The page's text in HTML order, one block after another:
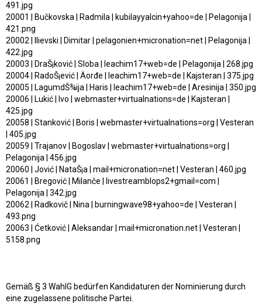
491.jpg
20001 | Bučkovska | Radmila | kubilayyalcin+yahoo=de | Pelagonija |
421.png
20002 | Ilievski | Dimitar | pelagonien+micronation=net | Pelagonija |
422.jpg
20003 | DraŠ¡ković | Sloba | leachim17+web=de | Pelagonija | 268.jpg
20004 | RadoŠ¡ević | Äorđe | leachim17+web=de | Kajsteran | 375.jpg
20005 | LagumdŠ¾ija | Haris | leachim17+web=de | Aresinija | 350.jpg
20006 | Lukić | Ivo | webmaster+virtualnations=de | Kajsteran |
425.jpg
20058 | Stanković | Boris | webmaster+virtualnations=org | Vesteran
| 405.jpg
20059 | Trajanov | Bogoslav | webmaster+virtualnations=org |
Pelagonija | 456.jpg
20060 | Jović | NataŠ¡a | mail+micronation=net | Vesteran | 460.jpg
20061 | Bregović | Milanče | livestreamblops2+gmail=com |
Pelagonija | 342.jpg
20062 | Radkovič | Nina | burningwave98+yahoo=de | Vesteran |
493.png
20063 | Ćetković | Aleksandar | mail+micronation.net | Vesteran |
5158.png
Gemäß § 3 WahlG bedürfen Kandidaturen der Nominierung durch
eine zugelassene politische Partei.